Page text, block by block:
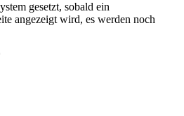
gesetzt, sobald ein
angezeigt wird, es werden noch